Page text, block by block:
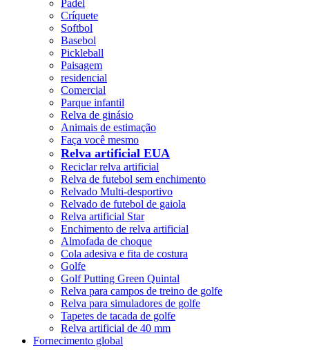
Padel
Críquete
Softbol
Basebol
Pickleball
Paisagem
residencial
Comercial
Parque infantil
Relva de ginásio
Animais de estimação
Faça você mesmo
Relva artificial EUA
Reciclar relva artificial
Relva de futebol sem enchimento
Relvado Multi-desportivo
Relvado de futebol de gaiola
Relva artificial Star
Enchimento de relva artificial
Almofada de choque
Cola adesiva e fita de costura
Golfe
Golf Putting Green Quintal
Relva para campos de treino de golfe
Relva para simuladores de golfe
Tapetes de tacada de golfe
Relva artificial de 40 mm
Fornecimento global